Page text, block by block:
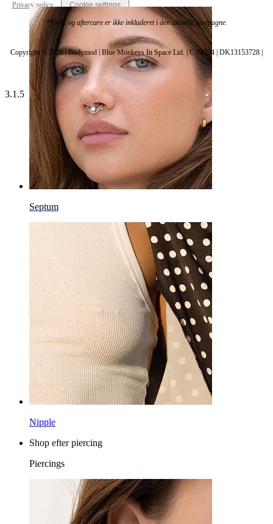
Septum
Nipple
Shop efter piercing
Piercings
Privacy policy Cookie settings
*Tools og aftercare er ikke inkluderet i den aktuelle kampagne.
Copyright © 2026 | Bodymod | Blue Monkeys In Space Ltd. | C 94794 | DK13153728 |
3.1.5